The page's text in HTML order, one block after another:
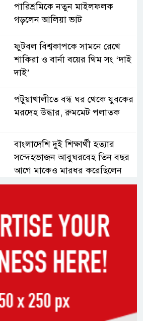
পারিশ্রমিকে নতুন মাইলফলক
গড়লেন আলিয়া ভাট
ফুটবল বিশ্বকাপকে সামনে রেখে
শাকিরা ও বার্না বয়ের থিম সং ‘দাই
দাই’
পটুয়াখালীতে বন্ধ ঘর থেকে যুবকের
মরদেহ উদ্ধার, রুমমেট পলাতক
বাংলাদেশি দুই শিক্ষার্থী হত্যার
সন্দেহভাজন আবুঘরবেহ তিন বছর
আগে মাকেও মারধর করেছিলেন
দুর্জয়কেও আলোচনায় আনতে
বললেন তামিম
বিএনপির প্রতি আস্থা হারাচ্ছি:
সংসদে নাহিদ ইসলামের মন্তব্য